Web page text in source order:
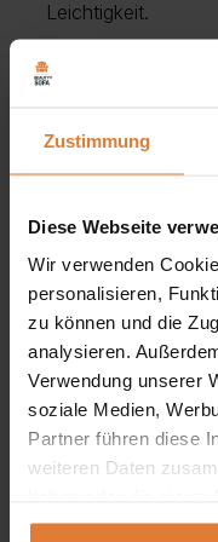
Zustimmung
Diese Webseite
Wir verwenden
personalisieren,
zu können und die
analysieren.
Verwendung unserer
soziale Medien,
Partner führen diese
weiteren Daten
gesammelt haben.
Leichtigkeit.
Die Lamellen auf
auch einen
Möbelstück einen
jeden Liebhaber
Die weiße Farbe der
macht Ihr Interieur
harmonische
Erholung einlädt.
Wenn Sie auf der
vereint, wird unser